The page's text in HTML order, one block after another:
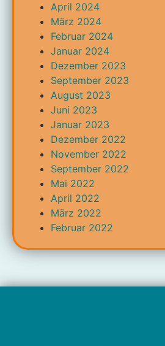
April 2024
März 2024
Februar 2024
Januar 2024
Dezember 2023
September 2023
August 2023
Juni 2023
Januar 2023
Dezember 2022
November 2022
September 2022
Mai 2022
April 2022
März 2022
Februar 2022